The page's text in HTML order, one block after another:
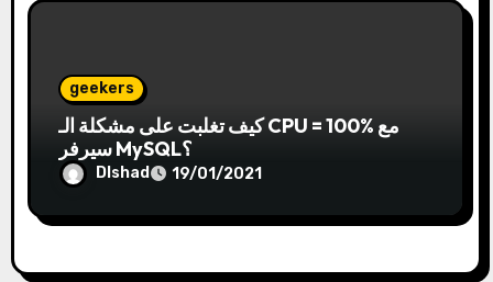
geekers
كيف تغلبت على مشكلة الـ CPU = 100% مع
سيرفر MySQL؟
Dlshad 19/01/2021